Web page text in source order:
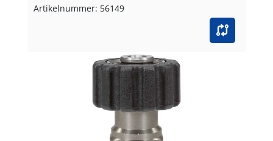
Artikelnummer: 56149